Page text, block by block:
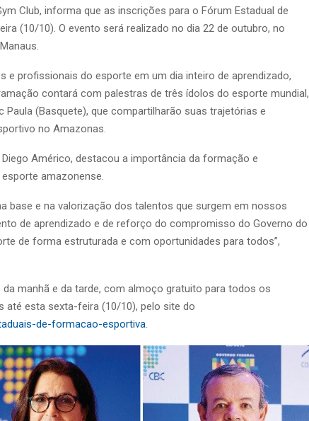
Club, informa que as inscrições para o Fórum Estadual de
(10/10). O evento será realizado no dia 22 de outubro, no
e profissionais do esporte em um dia inteiro de aprendizado,
contará com palestras de três ídolos do esporte mundial,
Paula (Basquete), que compartilharão suas trajetórias e
no Amazonas.
Américo, destacou a importância da formação e
amazonense.
base e na valorização dos talentos que surgem em nossos
de aprendizado e de reforço do compromisso do Governo do
de forma estruturada e com oportunidades para todos”,
manhã e da tarde, com almoço gratuito para todos os
até esta sexta-feira (10/10), pelo site do
de-formacao-esportiva.